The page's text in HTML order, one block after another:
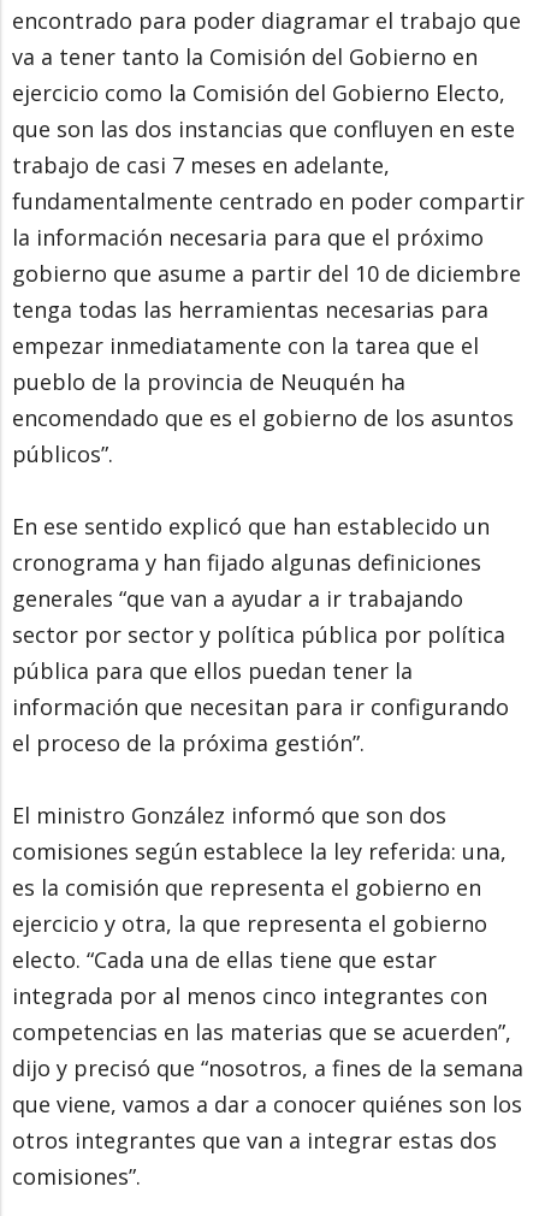
encontrado para poder diagramar el trabajo que
va a tener tanto la Comisión del Gobierno en
ejercicio como la Comisión del Gobierno Electo,
que son las dos instancias que confluyen en este
trabajo de casi 7 meses en adelante,
fundamentalmente centrado en poder compartir
la información necesaria para que el próximo
gobierno que asume a partir del 10 de diciembre
tenga todas las herramientas necesarias para
empezar inmediatamente con la tarea que el
pueblo de la provincia de Neuquén ha
encomendado que es el gobierno de los asuntos
públicos”.
En ese sentido explicó que han establecido un
cronograma y han fijado algunas definiciones
generales “que van a ayudar a ir trabajando
sector por sector y política pública por política
pública para que ellos puedan tener la
información que necesitan para ir configurando
el proceso de la próxima gestión”.
El ministro González informó que son dos
comisiones según establece la ley referida: una,
es la comisión que representa el gobierno en
ejercicio y otra, la que representa el gobierno
electo. “Cada una de ellas tiene que estar
integrada por al menos cinco integrantes con
competencias en las materias que se acuerden”,
dijo y precisó que “nosotros, a fines de la semana
que viene, vamos a dar a conocer quiénes son los
otros integrantes que van a integrar estas dos
comisiones”.